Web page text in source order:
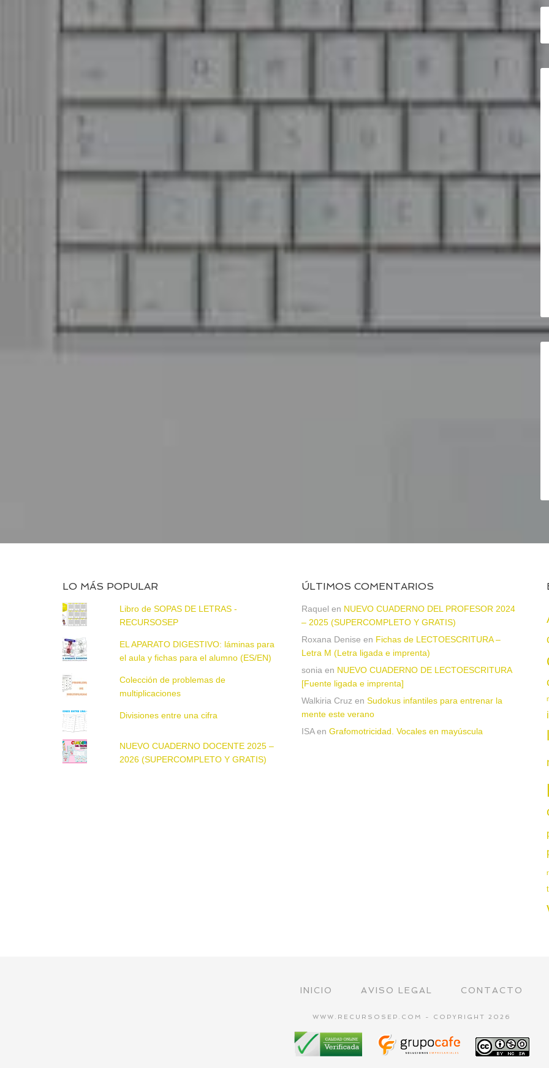
LO MÁS POPULAR
Libro de SOPAS DE LETRAS -
RECURSOSEP
EL APARATO DIGESTIVO: láminas para
el aula y fichas para el alumno (ES/EN)
Colección de problemas de
multiplicaciones
Divisiones entre una cifra
NUEVO CUADERNO DOCENTE 2025 –
2026 (SUPERCOMPLETO Y GRATIS)
ÚLTIMOS COMENTARIOS
Raquel en NUEVO CUADERNO DEL PROFESOR 2024
– 2025 (SUPERCOMPLETO Y GRATIS)
Roxana Denise en Fichas de LECTOESCRITURA –
Letra M (Letra ligada e imprenta)
sonia en NUEVO CUADERNO DE LECTOESCRITURA
[Fuente ligada e imprenta]
Walkiria Cruz en Sudokus infantiles para entrenar la
mente este verano
ISAen Grafomotricidad. Vocales en mayúscula
INICIO AVISO LEGAL CONTACTO
WWW.RECURSOSEP.COM - COPYRIGHT 2026